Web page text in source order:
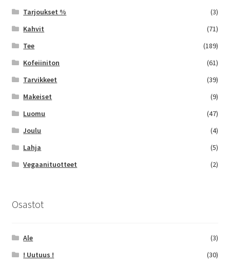
Tarjoukset %
(3)
Kahvit
(71)
Tee
(189)
Kofeiiniton
(61)
Tarvikkeet
(39)
Makeiset
(9)
Luomu
(47)
Joulu
(4)
Lahja
(5)
Vegaanituotteet
(2)
Osastot
Ale
(3)
! Uutuus !
(30)